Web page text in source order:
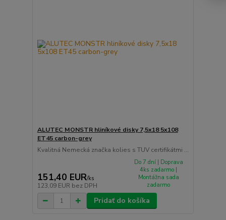
ALUTEC MONSTR hliníkové disky 7,5x18 5x108
ET45 carbon-grey
Kvalitná Nemecká značka kolies s TUV certifikátmi ...
151,40 EUR/ks
123,09 EUR bez DPH
Do 7 dní | Doprava
4ks zadarmo |
Montážna sada
zadarmo
Pridať do košíka